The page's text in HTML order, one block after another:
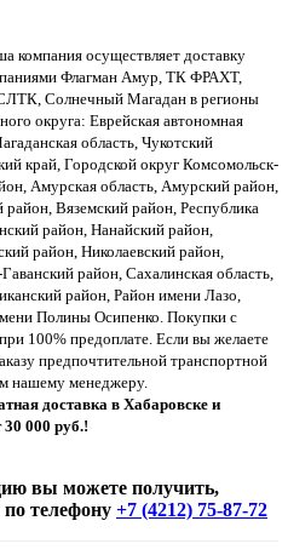
компания осуществляет доставку
Флагман Амур, ТК ФРАХТ,
Солнечный Магадан в регионы
округа: Еврейская автономная
область, Чукотский
край, Городской округ Комсомольск-
Амурская область, Амурский район,
Вяземский район, Республика
район, Нанайский район,
район, Николаевский район,
район, Сахалинская область,
район, Район имени Лазо,
Полины Осипенко. Покупки с
100% предоплате. Если вы желаете
предпочтительной транспортной
нашему менеджеру.
доставка в Хабаровске и
30 000 руб.!
вы можете получить,
телефону +7 (4212) 75-87-72